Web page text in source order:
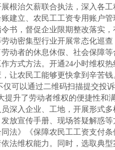
根治欠薪联合执法，深入各
建立、农民工工资专用账户
书，督促企业限期整改落实
动密集型行业开展常态化巡
动者的休息休假、社会保障
作方式方法。开通24小时维权
让农民工能够更快拿到辛苦
仅可以通过二维码扫描提交投
提升了劳动者维权的便捷性和
深入企业、工地，开展形式
放宣传手册、现场答疑解惑
法》《保障农民工工资支付
法维权能力。同时，选取典